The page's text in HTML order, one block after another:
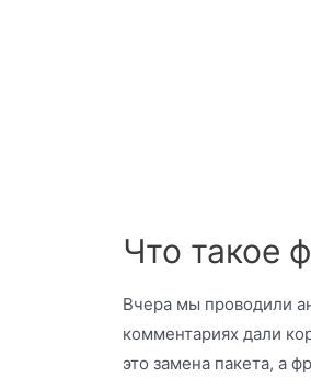
Что такое
Вчера мы проводили
комментариях дали
это замена пакета, а